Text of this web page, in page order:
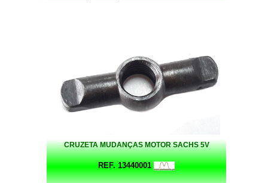
CRUZETA MUDANÇAS MOTOR SACHS 5V
REF. 13440001